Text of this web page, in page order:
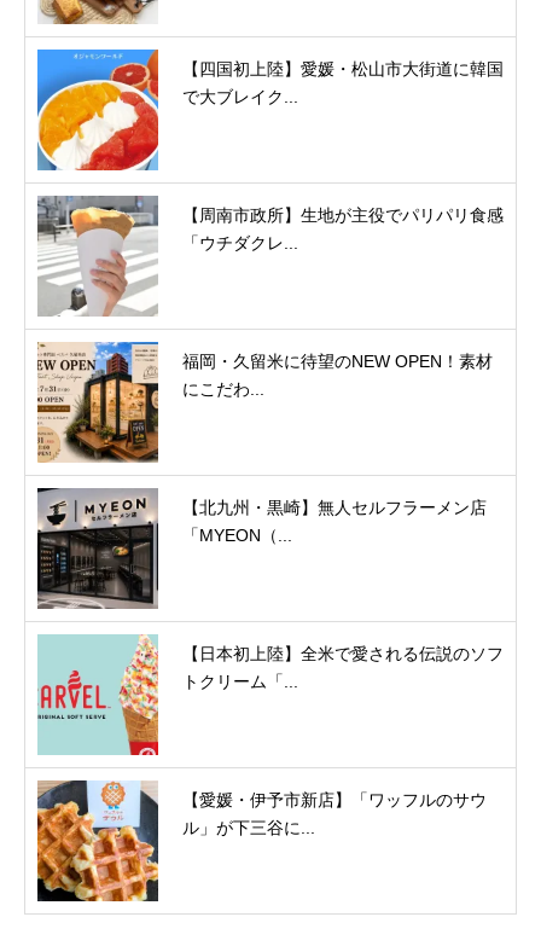
【四国初上陸】愛媛・松山市大街道に韓国
で大ブレイク...
【周南市政所】生地が主役でパリパリ食感
「ウチダクレ...
福岡・久留米に待望のNEW OPEN！素材
にこだわ...
【北九州・黒崎】無人セルフラーメン店
「MYEON（...
【日本初上陸】全米で愛される伝説のソフ
トクリーム「...
【愛媛・伊予市新店】「ワッフルのサウ
ル」が下三谷に...